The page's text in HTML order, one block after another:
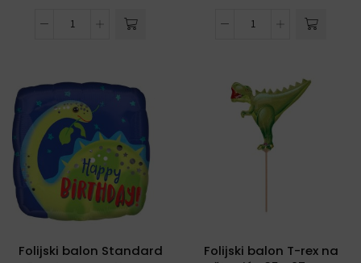
Folijski balon Standard
Folijski balon T-rex na